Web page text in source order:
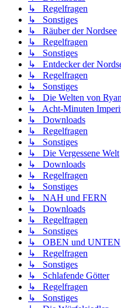
↳ Regelfragen
↳ Sonstiges
↳ Räuber der Nordsee
↳ Regelfragen
↳ Sonstiges
↳ Entdecker der
↳ Regelfragen
↳ Sonstiges
↳ Die Welten von
↳ Acht-Minuten
↳ Downloads
↳ Regelfragen
↳ Sonstiges
↳ Die Vergessene Welt
↳ Downloads
↳ Regelfragen
↳ Sonstiges
↳ NAH und FERN
↳ Downloads
↳ Regelfragen
↳ Sonstiges
↳ OBEN und UNTEN
↳ Regelfragen
↳ Sonstiges
↳ Schlafende Götter
↳ Regelfragen
↳ Sonstiges